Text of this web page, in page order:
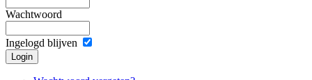
Wachtwoord
Ingelogd blijven